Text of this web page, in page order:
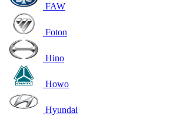
FAW
Foton
Hino
Howo
Hyundai